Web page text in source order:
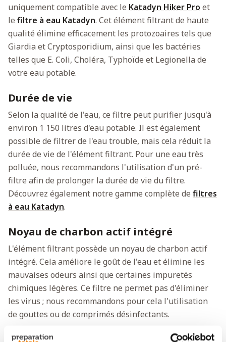
uniquement compatible avec le Katadyn Hiker Pro et
le filtre à eau Katadyn. Cet élément filtrant de haute
qualité élimine efficacement les protozoaires tels que
Giardia et Cryptosporidium, ainsi que les bactéries
telles que E. Coli, Choléra, Typhoïde et Legionella de
votre eau potable.
Durée de vie
Selon la qualité de l'eau, ce filtre peut purifier jusqu'à
environ 1 150 litres d'eau potable. Il est également
possible de filtrer de l'eau trouble, mais cela réduit la
durée de vie de l'élément filtrant. Pour une eau très
polluée, nous recommandons l'utilisation d'un pré-
filtre afin de prolonger la durée de vie du filtre.
Découvrez également notre gamme complète de filtres
à eau Katadyn.
Noyau de charbon actif intégré
L'élément filtrant possède un noyau de charbon actif
intégré. Cela améliore le goût de l'eau et élimine les
mauvaises odeurs ainsi que certaines impuretés
chimiques légères. Ce filtre ne permet pas d'éliminer
les virus ; nous recommandons pour cela l'utilisation
de gouttes ou de comprimés désinfectants.
Le filtre est entièrement résistant au gel. Alors que les